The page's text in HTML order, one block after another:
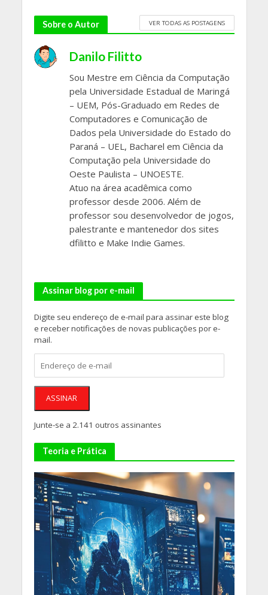
Sobre o Autor VER TODAS AS POSTAGENS
Danilo Filitto
Sou Mestre em Ciência da Computação
pela Universidade Estadual de Maringá
– UEM, Pós-Graduado em Redes de
Computadores e Comunicação de
Dados pela Universidade do Estado do
Paraná – UEL, Bacharel em Ciência da
Computação pela Universidade do
Oeste Paulista – UNOESTE.
Atuo na área acadêmica como
professor desde 2006. Além de
professor sou desenvolvedor de jogos,
palestrante e mantenedor dos sites
dfilitto e Make Indie Games.
Assinar blog por e-mail
Digite seu endereço de e-mail para assinar este blog
e receber notificações de novas publicações por e-
mail.
de
e-
ASSINAR
Junte-se a 2.141 outros assinantes
Teoria e Prática